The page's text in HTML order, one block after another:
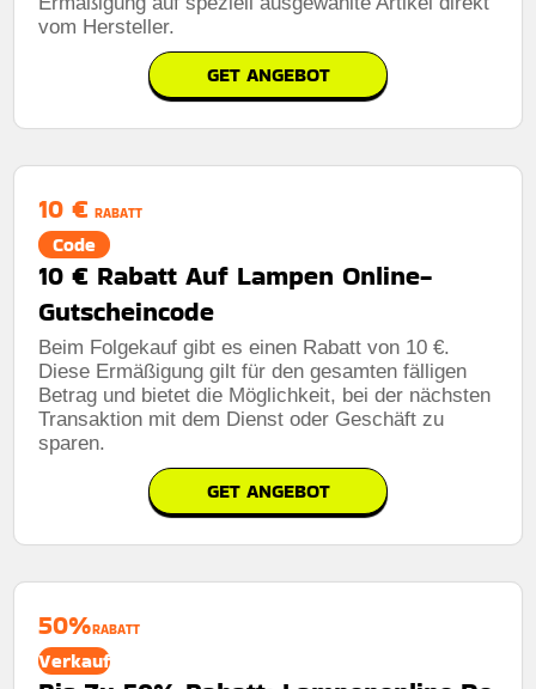
vom Hersteller.
GET ANGEBOT
10 € RABATT
Code
10 € Rabatt Auf Lampen Online-
Gutscheincode
Beim Folgekauf gibt es einen Rabatt von 10 €.
Diese Ermäßigung gilt für den gesamten fälligen
Betrag und bietet die Möglichkeit, bei der nächsten
Transaktion mit dem Dienst oder Geschäft zu
sparen.
GET ANGEBOT
50%RABATT
Verkauf